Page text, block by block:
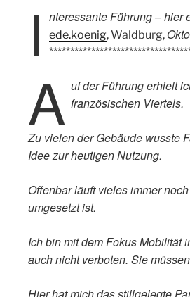
I nteressante Führung – hier
ede.koenig, Waldburg,
A uf der Führung erhielt
französischen Viertels.
Zu vielen der Gebäude wusste
Idee zur heutigen Nutzung.
Offenbar läuft vieles immer
umgesetzt ist.
Ich bin mit dem Fokus Mobilität
auch nicht verboten. Sie
Hier hat mich das stillgelegte